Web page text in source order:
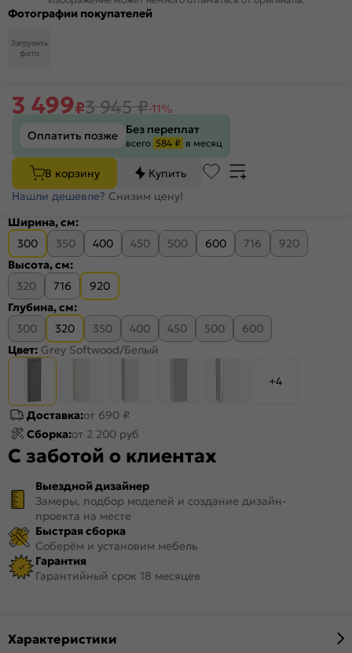
Фотографии покупателей
Загрузить
фото
3 499₽3 945₽-11%
Оплатить позже
Без переплат
всего 584 ₽ в месяц
В корзину
Купить
Нашли дешевле? Снизим цену!
Ширина, см:
300
350 400 450 500 600 716
920
Высота, см:
320
716
920
Глубина, см:
300
320 350 400 450 500
600
Цвет: Grey Softwood/Белый
+4
Доставка:от 690 ₽
Сборка:от 2 200 руб
С заботой о клиентах
Выездной дизайнер
Замеры, подбор моделей и создание дизайн-
проекта на месте
Быстрая сборка
Соберём и установим мебель
Гарантия
Гарантийный срок 18 месяцев
Характеристики